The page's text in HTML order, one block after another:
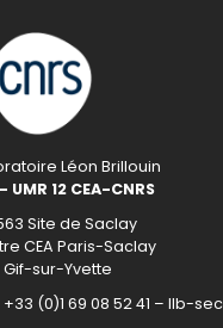
Léon Brillouin
UMR 12 CEA-CNRS
Site de Saclay
CEA Paris-Saclay
Gif-sur-Yvette
+33 (0)1 69 08 52 41 – llb-